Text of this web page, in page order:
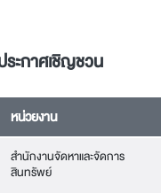
ระกาศเชิญชวน
หน่วยงาน
สำนักงานจัดหาและจัดการ
สินทรัพย์